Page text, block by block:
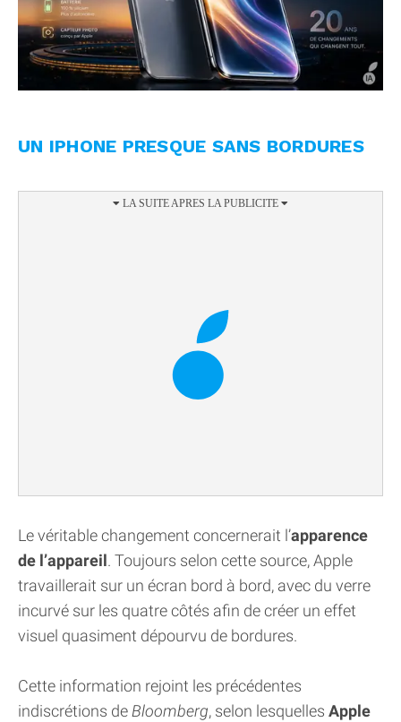
UN IPHONE PRESQUE SANS BORDURES
Le véritable changement concernerait l’apparence
de l’appareil. Toujours selon cette source, Apple
travaillerait sur un écran bord à bord, avec du verre
incurvé sur les quatre côtés afin de créer un effet
visuel quasiment dépourvu de bordures.
Cette information rejoint les précédentes
indiscrétions de Bloomberg, selon lesquelles Apple